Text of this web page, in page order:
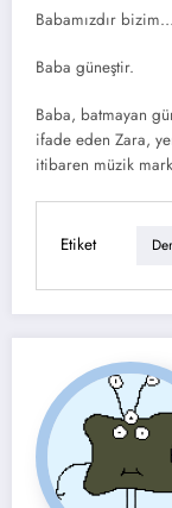
Babamızdır bizim…
Baba güneştir.
Baba, batmayan
ifade eden Zara,
itibaren müzik
Etiket